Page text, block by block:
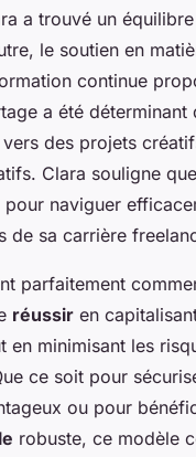
a trouvé un
le soutien en
continue
a été déterminant
des projets
Clara souligne
pour naviguer
de sa carrière
parfaitement
réussir en
en minimisant les
ce soit pour
ou pour
robuste, ce modèle